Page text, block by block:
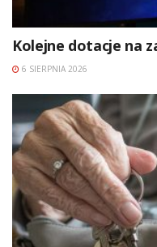
Kolejne dotacje na
6 SIERPNIA 2026